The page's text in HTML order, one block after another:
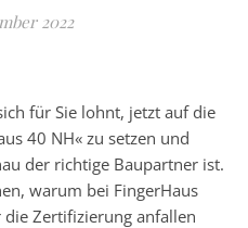
2022
für Sie lohnt, jetzt auf die
40 NH« zu setzen und
der richtige Baupartner ist.
warum bei FingerHaus
die Zertifizierung anfallen